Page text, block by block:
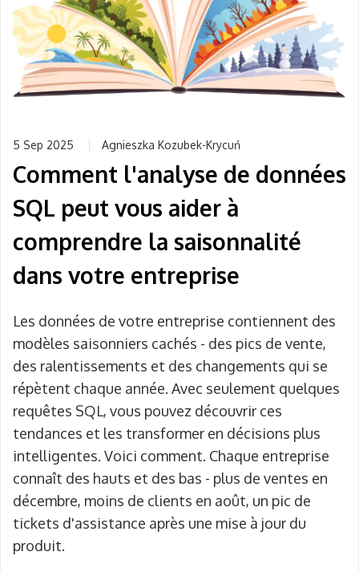
5 Sep 2025 Agnieszka Kozubek-Krycuń
Comment l'analyse de données
SQL peut vous aider à
comprendre la saisonnalité
dans votre entreprise
Les données de votre entreprise contiennent des
modèles saisonniers cachés - des pics de vente,
des ralentissements et des changements qui se
répètent chaque année. Avec seulement quelques
requêtes SQL, vous pouvez découvrir ces
tendances et les transformer en décisions plus
intelligentes. Voici comment. Chaque entreprise
connaît des hauts et des bas - plus de ventes en
décembre, moins de clients en août, un pic de
tickets d'assistance après une mise à jour du
produit.